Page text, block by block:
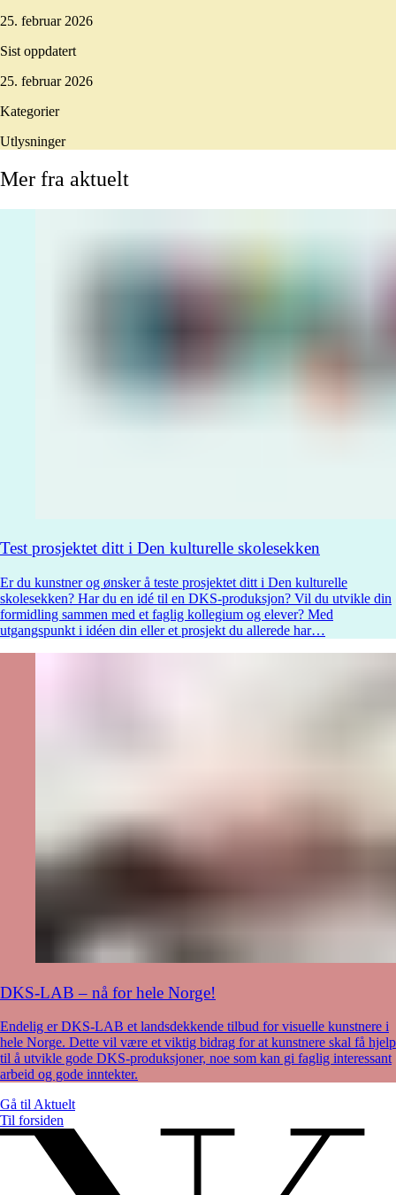
25. februar 2026
Sist oppdatert
25. februar 2026
Kategorier
Utlysninger
Mer fra aktuelt
Test prosjektet ditt i Den kulturelle skolesekken
Er du kunstner og ønsker å teste prosjektet ditt i Den kulturelle
skolesekken? Har du en idé til en DKS-produksjon? Vil du utvikle din
formidling sammen med et faglig kollegium og elever? Med
utgangspunkt i idéen din eller et prosjekt du allerede har…
DKS-LAB – nå for hele Norge!
Endelig er DKS-LAB et landsdekkende tilbud for visuelle kunstnere i
hele Norge. Dette vil være et viktig bidrag for at kunstnere skal få hjelp
til å utvikle gode DKS-produksjoner, noe som kan gi faglig interessant
arbeid og gode inntekter.
Gå tilAktuelt
Til forsiden